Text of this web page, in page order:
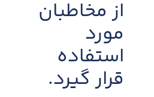
از مخاطبان
مورد
استفاده
قرار گیرد.